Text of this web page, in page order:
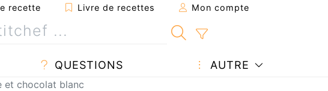
recette Livre de recettes Mon compte
QUESTIONS AUTRE
et chocolat blanc